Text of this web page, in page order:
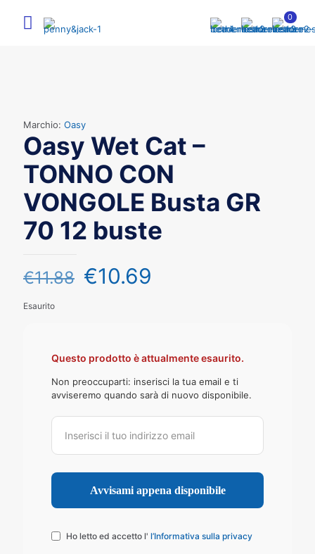
0
Marchio: Oasy
Oasy Wet Cat –
TONNO CON
VONGOLE Busta GR
70 12 buste
€11.88 €10.69
Esaurito
Questo prodotto è attualmente esaurito.
Non preoccuparti: inserisci la tua email e ti
avviseremo quando sarà di nuovo disponibile.
Ho letto ed accetto l' l’Informativa sulla privacy